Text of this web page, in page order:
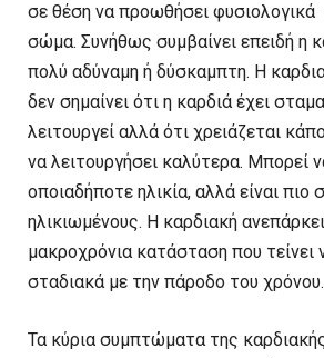
σε θέση να προωθήσει
σώμα. Συνήθως συμβαίνει επειδή η
πολύ αδύναμη ή δύσκαμπτη. Η
δεν σημαίνει ότι η καρδιά έχει
λειτουργεί αλλά ότι χρειάζεται
να λειτουργήσει καλύτερα. Μπορεί
οποιαδήποτε ηλικία, αλλά είναι πιο
ηλικιωμένους. Η καρδιακή
μακροχρόνια κατάσταση που τείνει
σταδιακά με την πάροδο του χρόνου.
Τα κύρια συμπτώματα της